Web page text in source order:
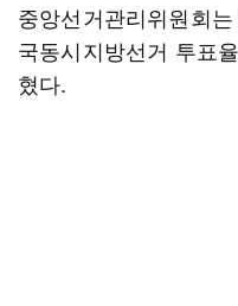
중앙선거관리위원회
국동시지방선거 투표
혔다.